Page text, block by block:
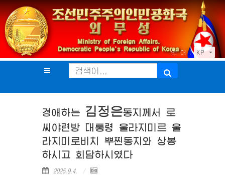
언 어 : KP
경애하는 김정은동지 께서 로
씨야련방 대통령 울라지미르 울
라지미로비치 뿌찐동지와 상봉
하시고 회담하시였다
2025.9.4.